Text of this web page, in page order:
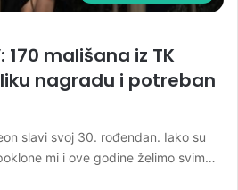
170 mališana iz TK
nagradu i potreban
slavi svoj 30. rođendan. Iako su
mi i ove godine želimo svim…